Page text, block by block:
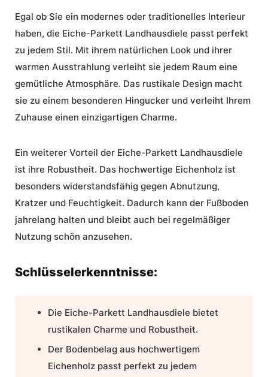
Egal ob Sie ein modernes oder traditionelles Interieur
haben, die Eiche-Parkett Landhausdiele passt perfekt
zu jedem Stil. Mit ihrem natürlichen Look und ihrer
warmen Ausstrahlung verleiht sie jedem Raum eine
gemütliche Atmosphäre. Das rustikale Design macht
sie zu einem besonderen Hingucker und verleiht Ihrem
Zuhause einen einzigartigen Charme.
Ein weiterer Vorteil der Eiche-Parkett Landhausdiele
ist ihre Robustheit. Das hochwertige Eichenholz ist
besonders widerstandsfähig gegen Abnutzung,
Kratzer und Feuchtigkeit. Dadurch kann der Fußboden
jahrelang halten und bleibt auch bei regelmäßiger
Nutzung schön anzusehen.
Schlüsselerkenntnisse:
Die Eiche-Parkett Landhausdiele bietet
rustikalen Charme und Robustheit.
Der Bodenbelag aus hochwertigem
Eichenholz passt perfekt zu jedem